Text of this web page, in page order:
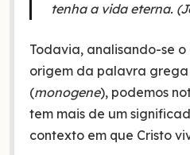
tenha a vida eterna.
Todavia, analisando-se
origem da palavra
(monogene), podemos
tem mais de um
contexto em que Cristo